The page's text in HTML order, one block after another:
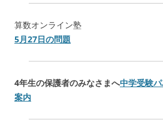
算数オンライン塾
5月27日の問題
4年生の保護者のみなさまへ中学受験
案内